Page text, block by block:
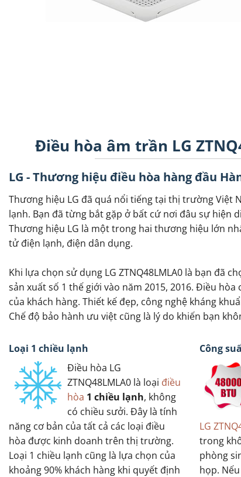
Điều hòa âm trần LG
LG - Thương hiệu điều hòa hàng đầu
Thương hiệu LG đã quá nổi tiếng tại thị trường Việt
lạnh. Bạn đã từng bắt gặp ở bất cứ nơi đâu sự hiện
Thương hiệu LG là một trong hai thương hiệu lớn
tử điện lạnh, điện dân dụng.
Khi lựa chọn sử dụng LG ZTNQ48LMLA0 là bạn đã
sản xuất số 1 thế giới vào năm 2015, 2016. Điều
của khách hàng. Thiết kế đẹp, công nghệ kháng
Chế độ bảo hành ưu việt cũng là lý do khiến bạn
Loại 1 chiều lạnh
Điều hòa LG
ZTNQ48LMLA0 là loại điều
hòa 1 chiều lạnh, không
có chiều sưởi. Đây là tính
năng cơ bản của tất cả các loại điều
hòa được kinh doanh trên thị trường.
Loại 1 chiều lạnh cũng là lựa chọn của
khoảng 90% khách hàng khi quyết định
Công
LG
trong
phòng
họp.